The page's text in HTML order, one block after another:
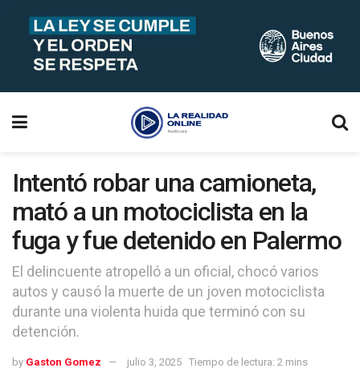
Intentó robar una camioneta,
mató a un motociclista en la
fuga y fue detenido en Palermo
El delincuente atropelló a un oficial, chocó varios
autos y causó la muerte de un joven motociclista
durante una violenta huida que terminó con su
detención.
by Gaston Gomez julio 3, 2025 Tiempo de lectura: 2 mins